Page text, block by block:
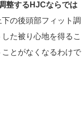
整するHJCならでは
の後頭部フィット調
た被り心地を得るこ
とがなくなるわけで